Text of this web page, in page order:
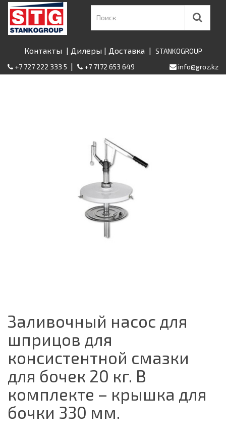
Контакты | Дилеры | Доставка | STANKOGROUP
+7 727 222 333 5 | +7 7172 653 649 info@groz.kz
Заливочный насос для
шприцов для
консистентной смазки
для бочек 20 кг. В
комплекте – крышка для
бочки 330 мм.